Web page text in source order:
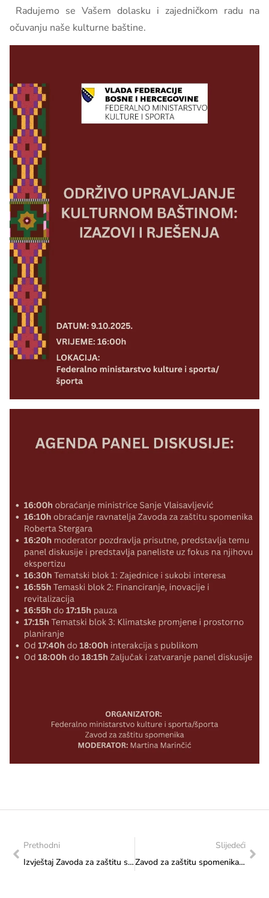
Radujemo se Vašem dolasku i zajedničkom radu na
očuvanju naše kulturne baštine.
Prethodni
Izvještaj Zavoda za zaštitu spomenika s terenskih posjeta, 29. 9. do 2. 10. 2025. godine
Slijedeći
Zavod za zaštitu spomenika: Nadzor arheoloških istraživanja na Čajangradu, Visoko